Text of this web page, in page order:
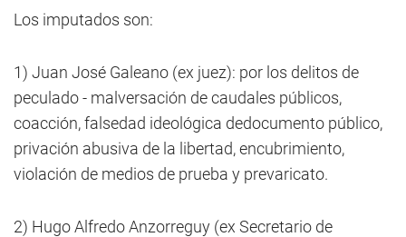
Los imputados son:
1) Juan José Galeano (ex juez): por los delitos de
peculado - malversación de caudales públicos,
coacción, falsedad ideológica dedocumento público,
privación abusiva de la libertad, encubrimiento,
violación de medios de prueba y prevaricato.
2) Hugo Alfredo Anzorreguy (ex Secretario de